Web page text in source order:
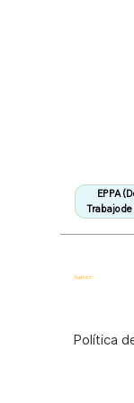
EPPA
Trabajo de
Síganos:
Política